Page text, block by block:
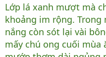
Lớp lá xanh mượt mà
khoảng im rộng.
nắng còn sót lại vài
mấy chú ong cuối